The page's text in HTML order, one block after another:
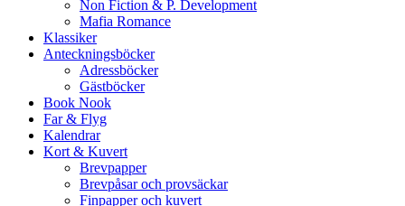
Non Fiction & P. Development
Mafia Romance
Klassiker
Anteckningsböcker
Adressböcker
Gästböcker
Book Nook
Far & Flyg
Kalendrar
Kort & Kuvert
Brevpapper
Brevpåsar och provsäckar
Finpapper och kuvert